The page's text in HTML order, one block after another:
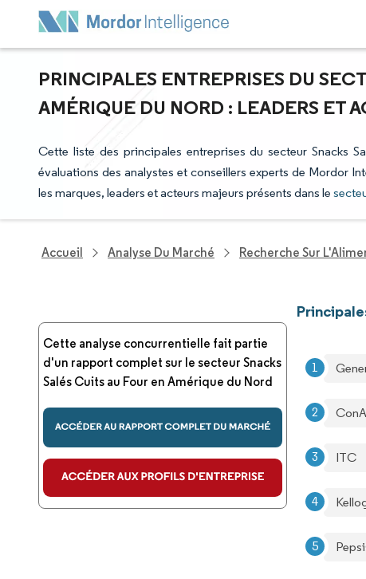
PRINCIPALES ENTREPRISES DU
AMÉRIQUE DU NORD : LEADERS ET
Cette liste des principales entreprises du secteur Snacks
évaluations des analystes et conseillers experts de Mordor
les marques, leaders et acteurs majeurs présents dans le
Accueil Analyse Du Marché Recherche Sur
Cette analyse concurrentielle fait partie
d'un rapport complet sur le secteur Snacks
Salés Cuits au Four en Amérique du Nord
ITC